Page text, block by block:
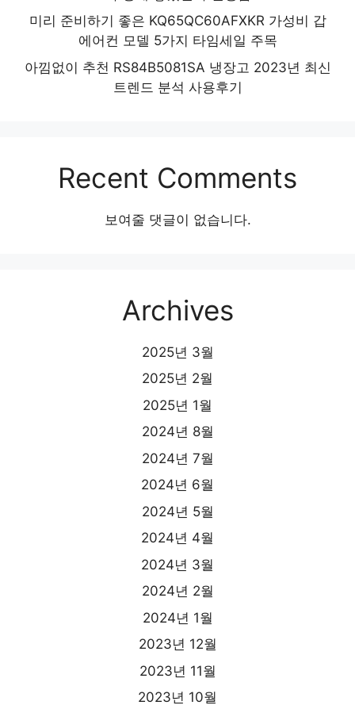
미리 준비하기 좋은 KQ65QC60AFXKR 가성비 갑
에어컨 모델 5가지 타임세일 주목
아낌없이 추천 RS84B5081SA 냉장고 2023년 최신
트렌드 분석 사용후기
Recent Comments
보여줄 댓글이 없습니다.
Archives
2025년 3월
2025년 2월
2025년 1월
2024년 8월
2024년 7월
2024년 6월
2024년 5월
2024년 4월
2024년 3월
2024년 2월
2024년 1월
2023년 12월
2023년 11월
2023년 10월